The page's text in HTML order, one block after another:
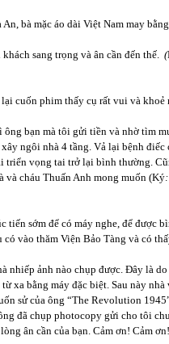
bà mặc áo dài Việt Nam may
sang trọng và ân cần đến thế. (
cuốn phim thấy cụ rất vui và khoẻ
bạn mà tôi gửi tiền và nhờ tìm
ngôi nhà 4 tầng. Vả lại bệnh
triển vọng tai trở lại bình thường.
và cháu Thuấn Anh mong muốn (Ký
tiến sớm để có máy nghe, để được
có vào thăm Viện Bảo Tàng và có
nhiếp ảnh nào chụp được. Đây là
xa bằng máy đặc biệt. Sau này
sử của ông “The Revolution
đã chụp photocopy gửi cho tôi
ân cần của bạn. Cảm ơn! Cảm ơn!